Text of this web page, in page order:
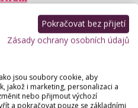
Antistresová masáž hlavy,
masáž, Sportovní a
Lucie Hromcová
Pokračovat bez přijetí
Zásady ochrany osobních údajů
jsou soubory cookie, aby
jakož i marketing, personalizaci a
nebo přijmout výchozí
a pokračovat pouze se základními